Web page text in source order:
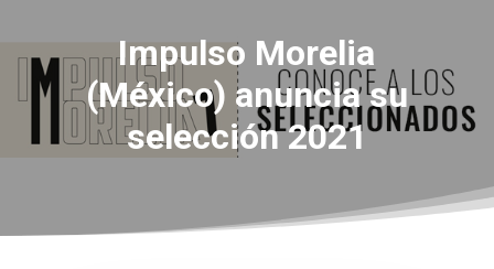
Impulso Morelia
(México) anuncia su
selección 2021